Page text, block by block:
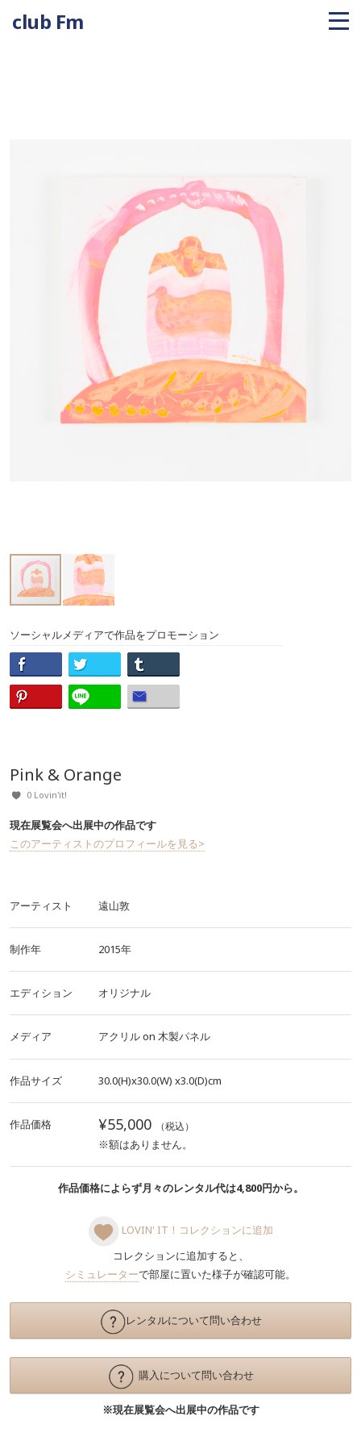
club Fm
ソーシャルメディアで作品をプロモーション
Pink & Orange
0 Lovin'it!
現在展覧会へ出展中の作品です
このアーティストのプロフィールを見る>
アーティスト 遠山敦
制作年 2015年
エディション オリジナル
メディア アクリルon 木製パネル
作品サイズ 30.0(H)x30.0(W) x3.0(D)cm
作品価格 ¥55,000 （税込）
※額はありません。
作品価格によらず月々のレンタル代は4,800円から。
LOVIN' IT！コレクションに追加
コレクションに追加すると、
シミュレーターで部屋に置いた様子が確認可能。
レンタルについて問い合わせ
購入について問い合わせ
※現在展覧会へ出展中の作品です